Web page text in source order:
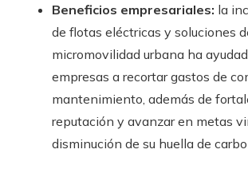
Beneficios empresariales: la
de flotas eléctricas y soluciones
micromovilidad urbana ha
empresas a recortar gastos de
mantenimiento, además de
reputación y avanzar en metas
disminución de su huella de